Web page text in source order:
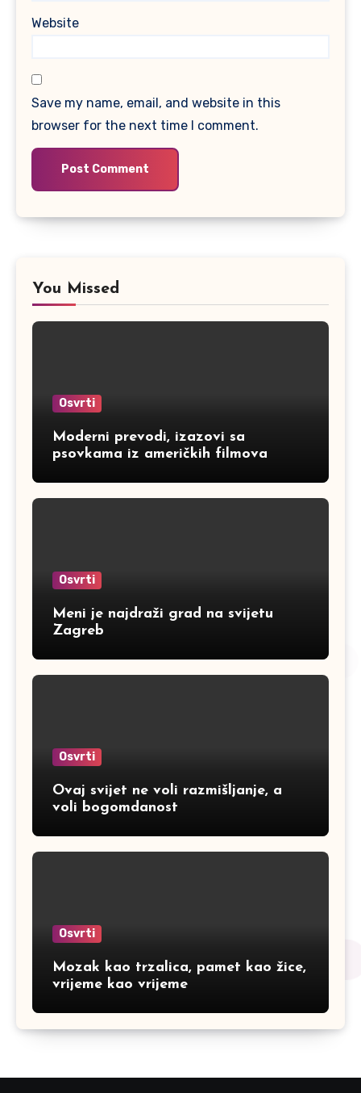
Website
Save my name, email, and website in this
browser for the next time I comment.
You Missed
Osvrti
Moderni prevodi, izazovi sa
psovkama iz američkih filmova
Osvrti
Meni je najdraži grad na svijetu
Zagreb
Osvrti
Ovaj svijet ne voli razmišljanje, a
voli bogomdanost
Osvrti
Mozak kao trzalica, pamet kao žice,
vrijeme kao vrijeme